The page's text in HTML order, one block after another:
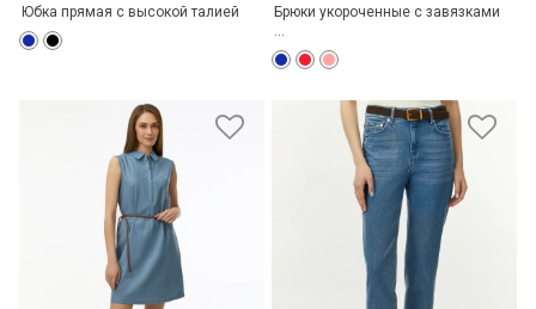
Юбка прямая с высокой талией
Брюки укороченные с завязками